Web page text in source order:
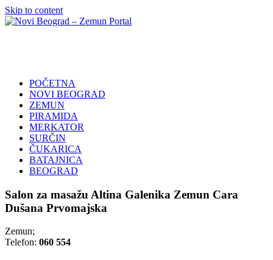
Skip to content
Portal
POČETNA
NOVI BEOGRAD
ZEMUN
PIRAMIDA
MERKATOR
SURČIN
ČUKARICA
BATAJNICA
BEOGRAD
Salon za masažu Altina Galenika Zemun Cara
Dušana Prvomajska
Zemun;
Telefon: 060 554